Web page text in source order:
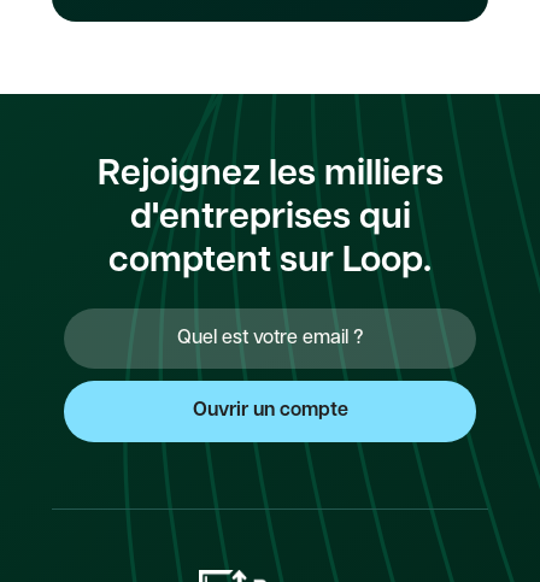
Rejoignez les milliers
d'entreprises qui
comptent sur Loop.